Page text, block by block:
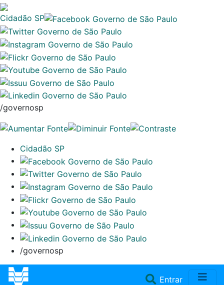
Cidadão SP
/governosp
Cidadão SP
/governosp
Entrar(current)